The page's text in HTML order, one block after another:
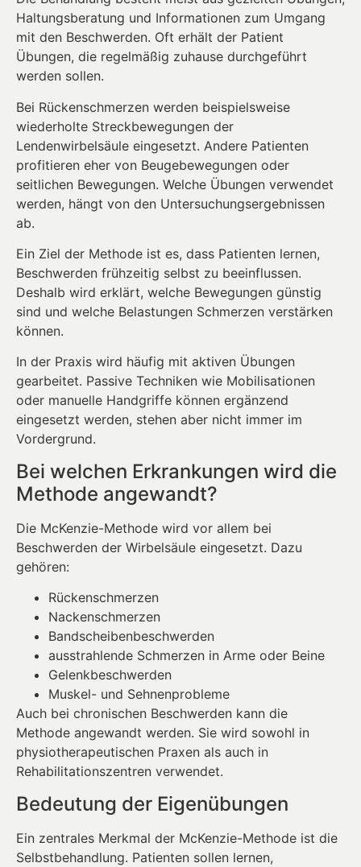
Haltungsberatung und Informationen zum Umgang
mit den Beschwerden. Oft erhält der Patient
Übungen, die regelmäßig zuhause durchgeführt
werden sollen.
Bei Rückenschmerzen werden beispielsweise
wiederholte Streckbewegungen der
Lendenwirbelsäule eingesetzt. Andere Patienten
profitieren eher von Beugebewegungen oder
seitlichen Bewegungen. Welche Übungen verwendet
werden, hängt von den Untersuchungsergebnissen
ab.
Ein Ziel der Methode ist es, dass Patienten lernen,
Beschwerden frühzeitig selbst zu beeinflussen.
Deshalb wird erklärt, welche Bewegungen günstig
sind und welche Belastungen Schmerzen verstärken
können.
In der Praxis wird häufig mit aktiven Übungen
gearbeitet. Passive Techniken wie Mobilisationen
oder manuelle Handgriffe können ergänzend
eingesetzt werden, stehen aber nicht immer im
Vordergrund.
Bei welchen Erkrankungen wird die
Methode angewandt?
Die McKenzie-Methode wird vor allem bei
Beschwerden der Wirbelsäule eingesetzt. Dazu
gehören:
Rückenschmerzen
Nackenschmerzen
Bandscheibenbeschwerden
ausstrahlende Schmerzen in Arme oder Beine
Gelenkbeschwerden
Muskel- und Sehnenprobleme
Auch bei chronischen Beschwerden kann die
Methode angewandt werden. Sie wird sowohl in
physiotherapeutischen Praxen als auch in
Rehabilitationszentren verwendet.
Bedeutung der Eigenübungen
Ein zentrales Merkmal der McKenzie-Methode ist die
Selbstbehandlung. Patienten sollen lernen,